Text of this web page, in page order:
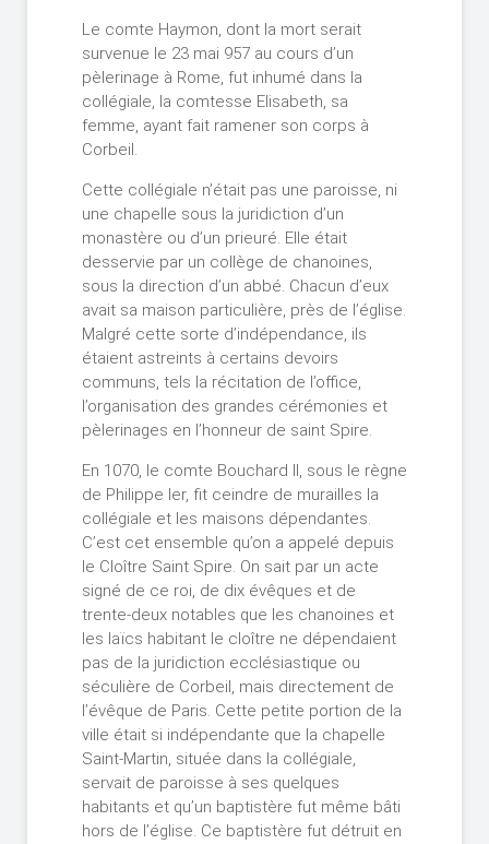
Le comte Haymon, dont la mort serait
survenue le 23 mai 957 au cours d’un
pèlerinage à Rome, fut inhumé dans la
collégiale, la comtesse Elisabeth, sa
femme, ayant fait ramener son corps à
Corbeil.
Cette collégiale n’était pas une paroisse, ni
une chapelle sous la juridiction d’un
monastère ou d’un prieuré. Elle était
desservie par un collège de chanoines,
sous la direction d’un abbé. Chacun d’eux
avait sa maison particulière, près de l’église.
Malgré cette sorte d’indépendance, ils
étaient astreints à certains devoirs
communs, tels la récitation de l’office,
l’organisation des grandes cérémonies et
pèlerinages en l’honneur de saint Spire.
En 1070, le comte Bouchard II, sous le règne
de Philippe Ier, fit ceindre de murailles la
collégiale et les maisons dépendantes.
C’est cet ensemble qu’on a appelé depuis
le Cloître Saint Spire. On sait par un acte
signé de ce roi, de dix évêques et de
trente-deux notables que les chanoines et
les laïcs habitant le cloître ne dépendaient
pas de la juridiction ecclésiastique ou
séculière de Corbeil, mais directement de
l’évêque de Paris. Cette petite portion de la
ville était si indépendante que la chapelle
Saint-Martin, située dans la collégiale,
servait de paroisse à ses quelques
habitants et qu’un baptistère fut même bâti
hors de l’église. Ce baptistère fut détruit en